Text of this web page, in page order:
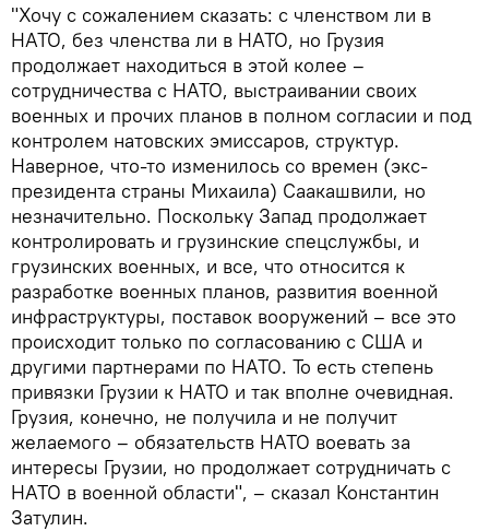
"Хочу с сожалением сказать: с членством ли в
НАТО, без членства ли в НАТО, но Грузия
продолжает находиться в этой колее –
сотрудничества с НАТО, выстраивании своих
военных и прочих планов в полном согласии и под
контролем натовских эмиссаров, структур.
Наверное, что-то изменилось со времен (экс-
президента страны Михаила) Саакашвили, но
незначительно. Поскольку Запад продолжает
контролировать и грузинские спецслужбы, и
грузинских военных, и все, что относится к
разработке военных планов, развития военной
инфраструктуры, поставок вооружений – все это
происходит только по согласованию с США и
другими партнерами по НАТО. То есть степень
привязки Грузии к НАТО и так вполне очевидная.
Грузия, конечно, не получила и не получит
желаемого – обязательств НАТО воевать за
интересы Грузии, но продолжает сотрудничать с
НАТО в военной области", – сказал Константин
Затулин.